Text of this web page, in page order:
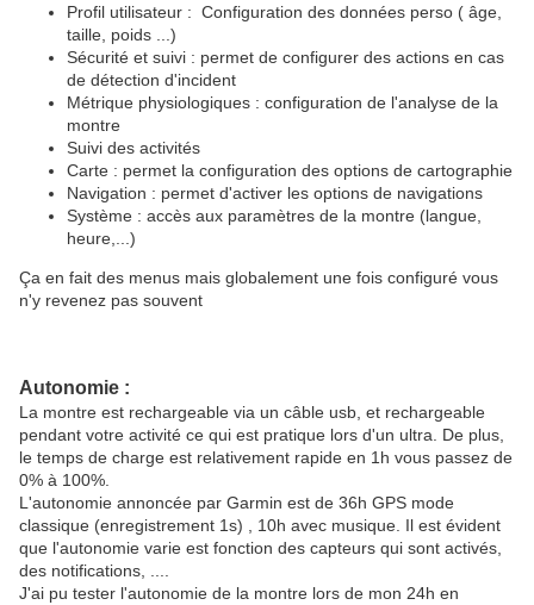
Profil utilisateur : Configuration des données perso ( âge,
taille, poids ...)
Sécurité et suivi : permet de configurer des actions en cas
de détection d'incident
Métrique physiologiques : configuration de l'analyse de la
montre
Suivi des activités
Carte : permet la configuration des options de cartographie
Navigation : permet d'activer les options de navigations
Système : accès aux paramètres de la montre (langue,
heure,...)
Ça en fait des menus mais globalement une fois configuré vous
n'y revenez pas souvent
Autonomie :
La montre est rechargeable via un câble usb, et rechargeable
pendant votre activité ce qui est pratique lors d'un ultra. De plus,
le temps de charge est relativement rapide en 1h vous passez de
0% à 100%.
L'autonomie annoncée par Garmin est de 36h GPS mode
classique (enregistrement 1s) , 10h avec musique. Il est évident
que l'autonomie varie est fonction des capteurs qui sont activés,
des notifications, ....
J'ai pu tester l'autonomie de la montre lors de mon 24h en